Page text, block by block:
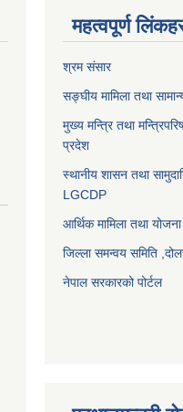
महत्वपूर्ण
श्रम संसार
सङ्घीय मामिला तथा
मुख्य मन्त्रि तथा
प्रदेश
स्थानीय शासन तथा
LGCDP
आर्थिक मामिला तथा
जिल्ला समन्वय समिति
नेपाल सरकारको पोर्टल